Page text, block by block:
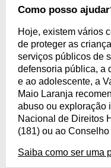
Como posso
Hoje, existem vários
de proteger as
serviços públicos de
defensoria pública, a
e ao adolescente, a
Maio Laranja
abuso ou exploração
Nacional de Direitos
(181) ou ao
Saiba como ser uma